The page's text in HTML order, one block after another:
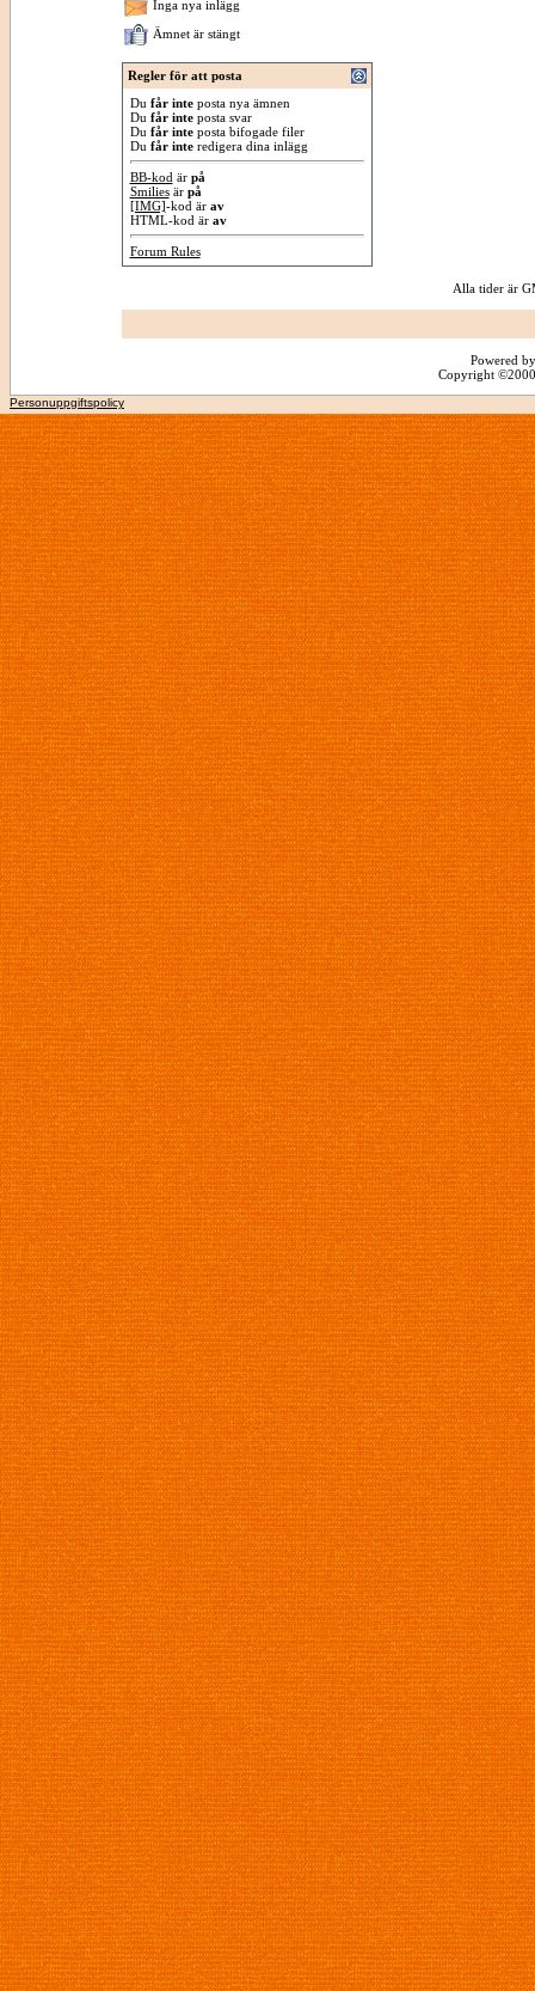
Inga nya inlägg
Ämnet är stängt
Regler för att posta
Du får inteposta nya ämnen
Du får inteposta svar
Du får inteposta bifogade filer
Du får interedigera dina inlägg
BB-kod är på
Smiliesär på
[IMG]-kod är av
HTML-kod är av
Forum Rules
Alla tider är
Powered
Copyright
Personuppgiftspolicy